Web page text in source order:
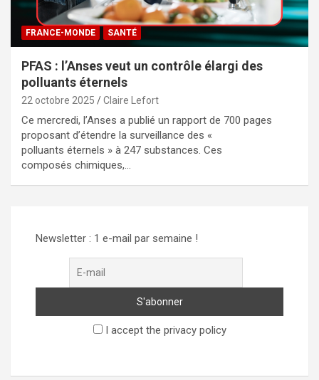
FRANCE-MONDE SANTÉ
PFAS : l’Anses veut un contrôle élargi des
polluants éternels
22 octobre 2025 Claire Lefort
Ce mercredi, l’Anses a publié un rapport de 700 pages
proposant d’étendre la surveillance des «
polluants éternels » à 247 substances. Ces
composés chimiques,…
Newsletter : 1 e-mail par semaine !
I accept the privacy policy